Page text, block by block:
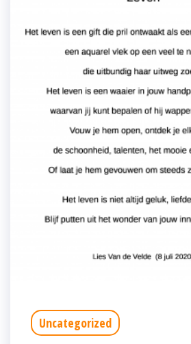
Uncategorized